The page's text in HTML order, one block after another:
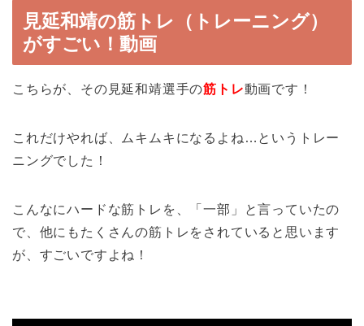
見延和靖の筋トレ（トレーニング）
がすごい！動画
こちらが、その見延和靖選手の筋トレ動画です！
これだけやれば、ムキムキになるよね…というトレー
ニングでした！
こんなにハードな筋トレを、「一部」と言っていたの
で、他にもたくさんの筋トレをされていると思います
が、すごいですよね！